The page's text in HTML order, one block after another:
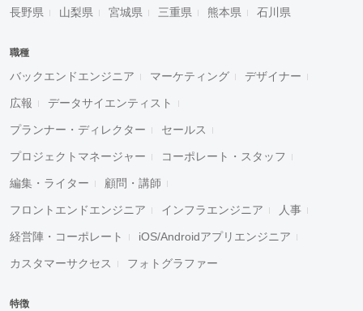
長野県 山梨県 宮城県 三重県 熊本県 石川県
職種
バックエンドエンジニア マーケティング デザイナー
広報 データサイエンティスト
プランナー・ディレクター セールス
プロジェクトマネージャー コーポレート・スタッフ
編集・ライター 顧問・講師
フロントエンドエンジニア インフラエンジニア 人事
経営陣・コーポレート iOS/Androidアプリエンジニア
カスタマーサクセス フォトグラファー
特徴